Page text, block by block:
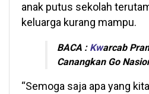
anak putus sekolah
keluarga kurang mampu.
BACA : Kwarcab
Canangkan Go
“Semoga saja apa yang